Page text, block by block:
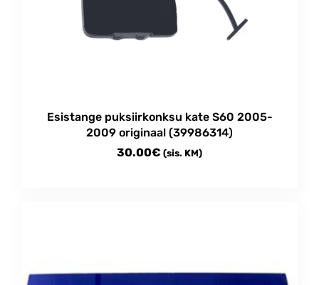
Esistange puksiirkonksu kate S60 2005-
2009 originaal (39986314)
30.00€ (sis. KM)